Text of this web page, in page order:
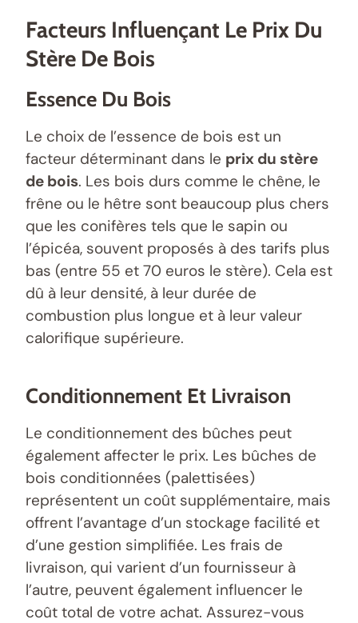
Facteurs Influençant Le Prix Du
Stère De Bois
Essence Du Bois
Le choix de l’essence de bois est un
facteur déterminant dans le prix du stère
de bois. Les bois durs comme le chêne, le
frêne ou le hêtre sont beaucoup plus chers
que les conifères tels que le sapin ou
l’épicéa, souvent proposés à des tarifs plus
bas (entre 55 et 70 euros le stère). Cela est
dû à leur densité, à leur durée de
combustion plus longue et à leur valeur
calorifique supérieure.
Conditionnement Et Livraison
Le conditionnement des bûches peut
également affecter le prix. Les bûches de
bois conditionnées (palettisées)
représentent un coût supplémentaire, mais
offrent l’avantage d’un stockage facilité et
d’une gestion simplifiée. Les frais de
livraison, qui varient d’un fournisseur à
l’autre, peuvent également influencer le
coût total de votre achat. Assurez-vous